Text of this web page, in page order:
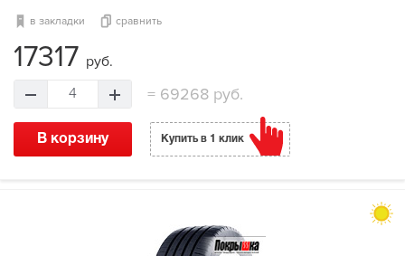
в закладки сравнить
17317 руб.
4 =69268 руб.
В корзину Купить в 1 клик